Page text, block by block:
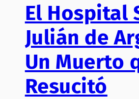
El Hospital
Julián de
Un Muerto
Resucitó